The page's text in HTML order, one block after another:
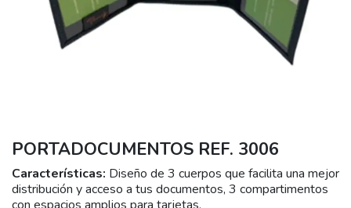
PORTADOCUMENTOS REF. 3006
Características: Diseño de 3 cuerpos que facilita una mejor
distribución y acceso a tus documentos, 3 compartimentos